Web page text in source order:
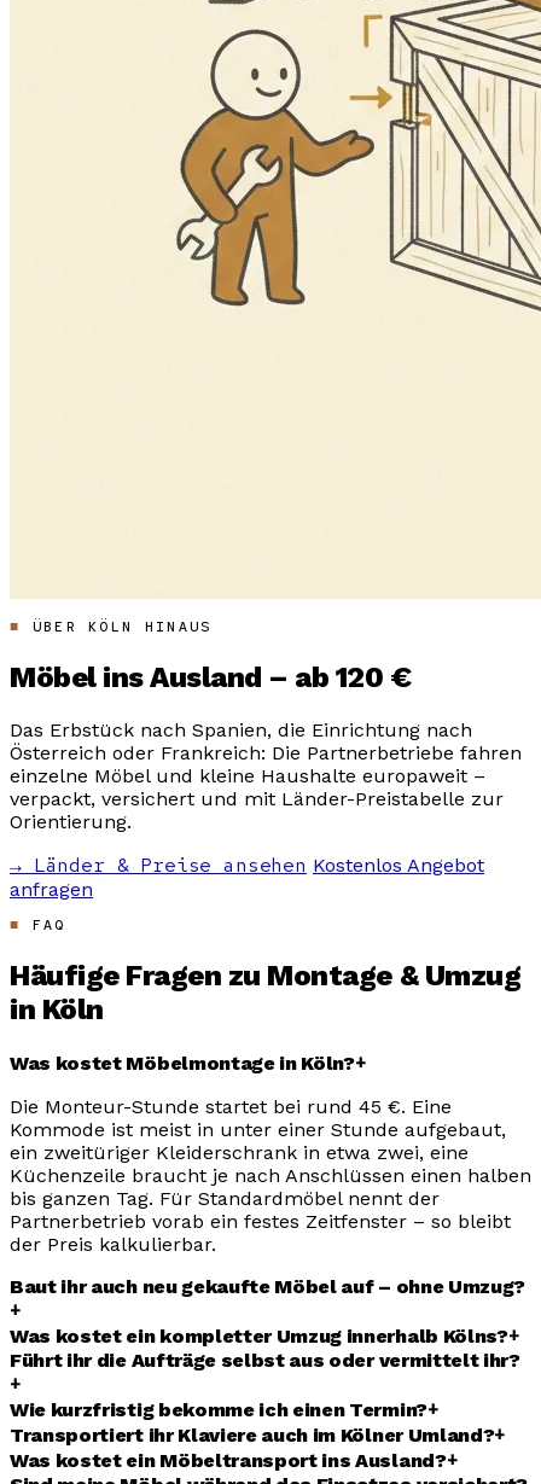
ÜBER KÖLN HINAUS
Möbel ins Ausland – ab 120 €
Das Erbstück nach Spanien, die Einrichtung nach
Österreich oder Frankreich: Die Partnerbetriebe fahren
einzelne Möbel und kleine Haushalte europaweit –
verpackt, versichert und mit Länder-Preistabelle zur
Orientierung.
→ Länder & Preise ansehen Kostenlos Angebot
anfragen
FAQ
Häufige Fragen zu Montage & Umzug
in Köln
Was kostet Möbelmontage in Köln?+
Die Monteur-Stunde startet bei rund 45 €. Eine
Kommode ist meist in unter einer Stunde aufgebaut,
ein zweitüriger Kleiderschrank in etwa zwei, eine
Küchenzeile braucht je nach Anschlüssen einen halben
bis ganzen Tag. Für Standardmöbel nennt der
Partnerbetrieb vorab ein festes Zeitfenster – so bleibt
der Preis kalkulierbar.
Baut ihr auch neu gekaufte Möbel auf – ohne Umzug?
+
Was kostet ein kompletter Umzug innerhalb Kölns?+
Führt ihr die Aufträge selbst aus oder vermittelt ihr?
+
Wie kurzfristig bekomme ich einen Termin?+
Transportiert ihr Klaviere auch im Kölner Umland?+
Was kostet ein Möbeltransport ins Ausland?+